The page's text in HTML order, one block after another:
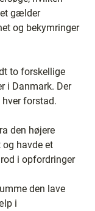
gælder
og bekymringer
to forskellige
i Danmark. Der
forstad.
den højere
havde et
i opfordringer
den lave
i